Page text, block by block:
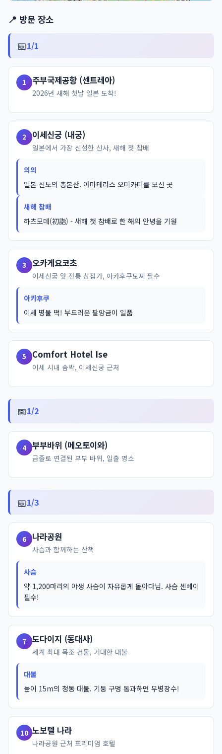
📍 방문 장소
📅1/1
1 주부국제공항 (센트레아)
2026년 새해 첫날 일본 도착!
2 이세신궁 (내궁)
일본에서 가장 신성한 신사, 새해 첫 참배
의의
일본 신도의 총본산. 아마테라스 오미카미를 모신 곳
새해 참배
하츠모데(初詣) - 새해 첫 참배로 한 해의 안녕을 기원
3 오카게요코초
이세신궁 앞 전통 상점가, 아카후쿠모찌 필수
아카후쿠
이세 명물 떡! 부드러운 팥앙금이 일품
5 Comfort Hotel Ise
이세 시내 숨박, 이세신궁 근처
📅1/2
4 부부바위 (메오토이와)
금줄로 연결된 부부 바위, 일출 명소
📅1/3
6 나라공원
사슴과 함께하는 산책
사슴
약 1,200마리의 야생 사슴이 자유롭게 돌아다님. 사슴 센베이
필수!
7 도다이지 (동대사)
세계 최대 목조 건물, 거대한 대불
대불
높이 15m의 청동 대불. 기둥 구멍 통과하면 무병장수!
10 노보텔 나라
나라공원 근처 프리미엄 호텔